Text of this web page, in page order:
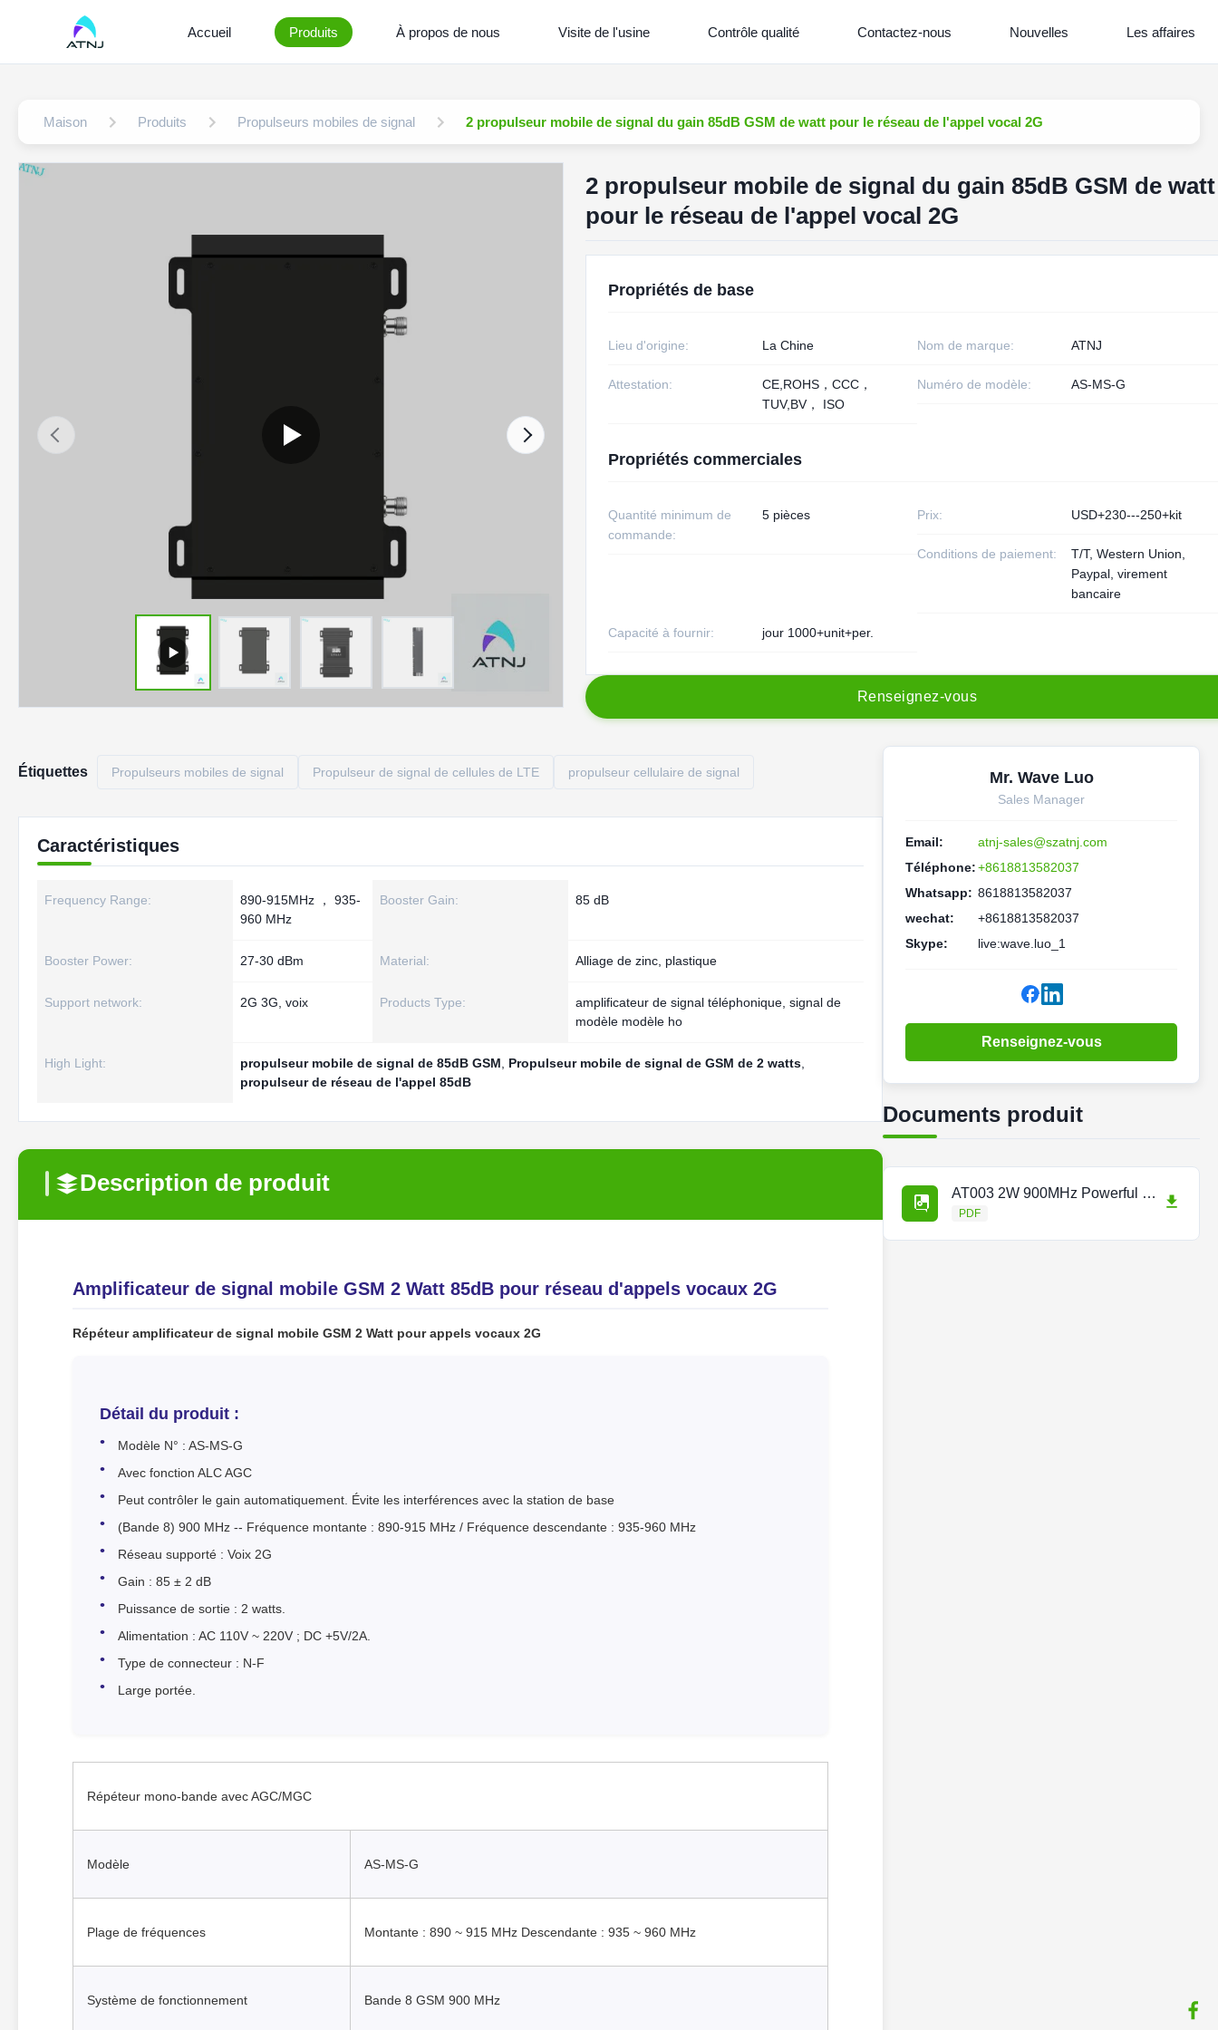
Accueil Produits À propos de nous Visite de l'usine Contrôle qualité Contactez-nous Nouvelles Les affaires
Maison Produits Propulseurs mobiles de signal 2 propulseur mobile de signal du gain 85dB GSM de watt pour le réseau de l'appel vocal 2G
2 propulseur mobile de signal du gain 85dB GSM de watt
pour le réseau de l'appel vocal 2G
Propriétés de base
Lieu d'origine: La Chine Nom de marque: ATNJ
Attestation:
CE,ROHS，CCC，
TUV,BV， ISO
Numéro de modèle: AS-MS-G
Propriétés commerciales
Quantité minimum de
commande:
5 pièces Prix: USD+230---250+kit
Conditions de paiement:
T/T, Western Union,
Paypal, virement
bancaire
Capacité à fournir: jour 1000+unit+per.
Renseignez-vous
Étiquettes Propulseurs mobiles de signal Propulseur de signal de cellules de LTE propulseur cellulaire de signal
Caractéristiques
Frequency Range:
890-915MHz ， 935-
960 MHz
Booster Gain: 85 dB
Booster Power: 27-30 dBm Material: Alliage de zinc, plastique
Support network: 2G 3G, voix Products Type:
amplificateur de signal téléphonique, signal de
modèle modèle ho
High Light: propulseur mobile de signal de 85dB GSM Propulseur mobile de signal de GSM de 2 watts
propulseur de réseau de l'appel 85dB
Description de produit
Amplificateur de signal mobile GSM 2 Watt 85dB pour réseau d'appels vocaux 2G
Répéteur amplificateur de signal mobile GSM 2 Watt pour appels vocaux 2G
Détail du produit :
Modèle N° : AS-MS-G
Avec fonction ALC AGC
Peut contrôler le gain automatiquement. Évite les interférences avec la station de base
(Bande 8) 900 MHz -- Fréquence montante : 890-915 MHz / Fréquence descendante : 935-960 MHz
Réseau supporté : Voix 2G
Gain : 85 ± 2 dB
Puissance de sortie : 2 watts.
Alimentation : AC 110V ~ 220V ; DC +5V/2A.
Type de connecteur : N-F
Large portée.
Répéteur mono-bande avec AGC/MGC
Modèle AS-MS-G
Plage de fréquences Montante : 890 ~ 915 MHz Descendante : 935 ~ 960 MHz
Système de fonctionnement Bande 8 GSM 900 MHz
Mr. Wave Luo
Sales Manager
Email:
atnj-sales@szatnj.com
Téléphone:+8618813582037
Whatsapp: 8618813582037
wechat:
+8618813582037
Skype:
live:wave.luo_1
Renseignez-vous
Documents produit
AT003 2W 900MHz Powerful Single Band Repeater.pdf
PDF